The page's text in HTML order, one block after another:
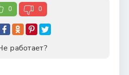
0 0
работает?